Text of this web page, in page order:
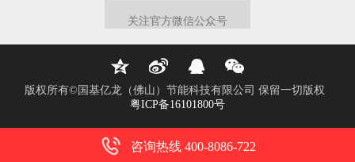
关注官方微信公众号
版权所有©国基亿龙（佛山）节能科技有限公司 保留一切版权
粤ICP备16101800号
咨询热线 400-8086-722